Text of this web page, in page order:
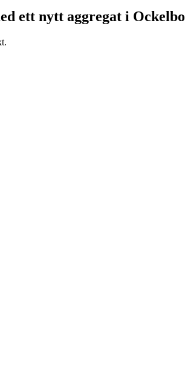
ett nytt aggregat i Ockelbo